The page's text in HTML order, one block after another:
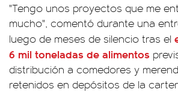
"Tengo unos proyectos que me
mucho", comentó durante una
luego de meses de silencio tras el
6 mil toneladas de alimentos
distribución a comedores y
retenidos en depósitos de la